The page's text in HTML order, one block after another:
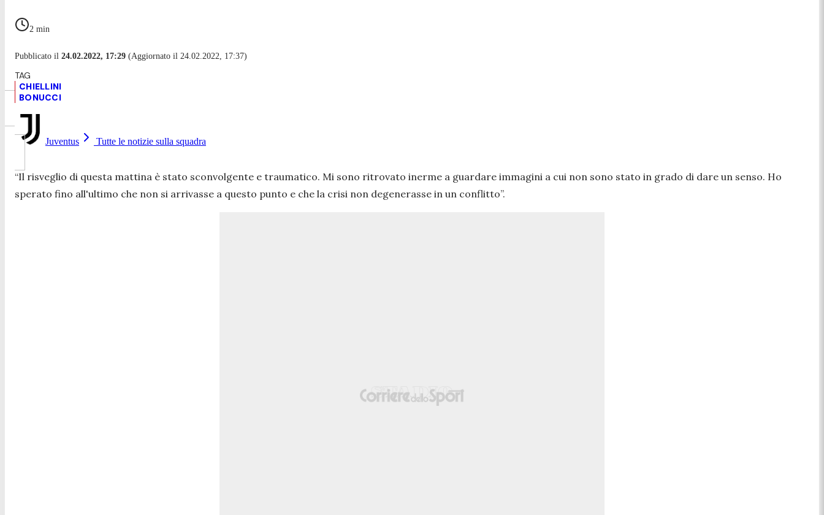
2 min
Pubblicato il 24.02.2022, 17:29 (Aggiornato il 24.02.2022, 17:37)
CHIELLINI
BONUCCI
Juventus Tutte le notizie sulla squadra
“Il risveglio di questa mattina è stato sconvolgente e traumatico. Mi sono ritrovato inerme a guardare immagini a cui non sono stato in grado di dare un senso. Ho
sperato fino all'ultimo che non si arrivasse a questo punto e che la crisi non degenerasse in un conflitto”.